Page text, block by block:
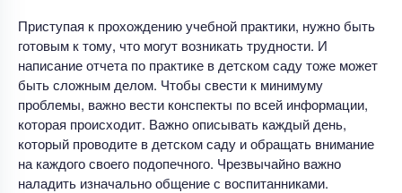
Приступая к прохождению учебной практики, нужно быть
готовым к тому, что могут возникать трудности. И
написание отчета по практике в детском саду тоже может
быть сложным делом. Чтобы свести к минимуму
проблемы, важно вести конспекты по всей информации,
которая происходит. Важно описывать каждый день,
который проводите в детском саду и обращать внимание
на каждого своего подопечного. Чрезвычайно важно
наладить изначально общение с воспитанниками.